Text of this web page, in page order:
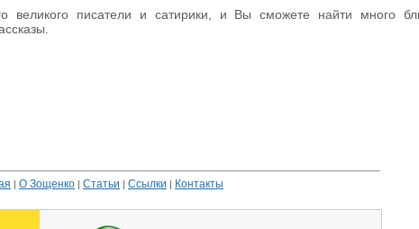
великого писатели и сатирики, и Вы сможете найти много
| О Зощенко | Статьи | Ссылки | Контакты